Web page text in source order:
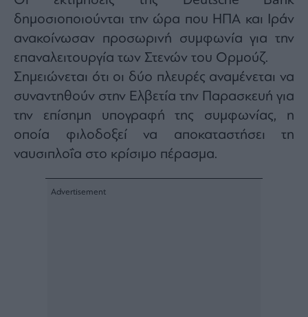
δημοσιοποιούνται την ώρα που ΗΠΑ και Ιράν
ανακοίνωσαν προσωρινή συμφωνία για την
επαναλειτουργία των Στενών του Ορμούζ.
Σημειώνεται ότι οι δύο πλευρές αναμένεται να
συναντηθούν στην Ελβετία την Παρασκευή για
την επίσημη υπογραφή της συμφωνίας, η
οποία φιλοδοξεί να αποκαταστήσει τη
ναυσιπλοΐα στο κρίσιμο πέρασμα.